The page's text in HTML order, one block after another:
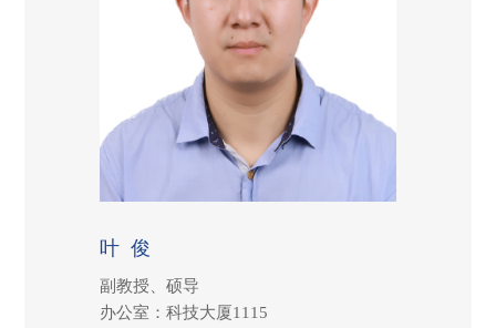
叶 俊
副教授、硕导
办公室：科技大厦1115